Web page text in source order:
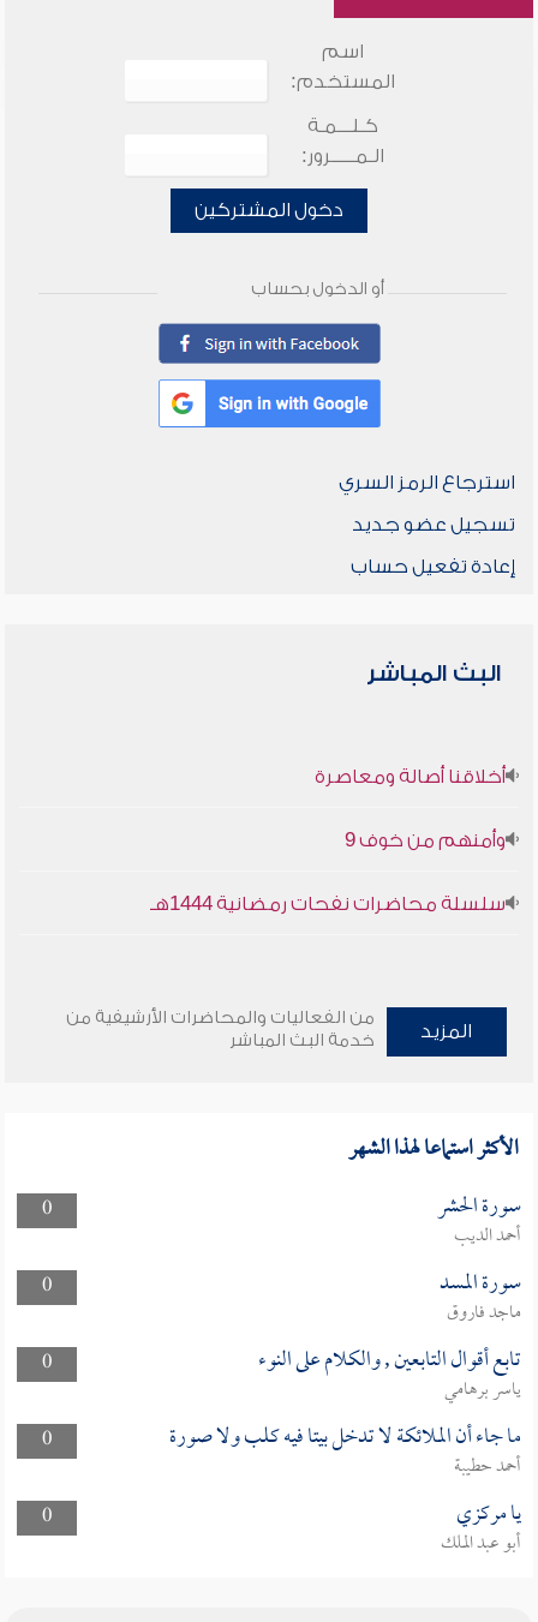
اسم
المستخدم:
كـلـــمـة
الـمـــــرور:
دخول المشتركين
أو الدخول بحساب
استرجاع الرمز السري
تسجيل عضو جديد
إعادة تفعيل حساب
البث المباشر
أخلاقنا أصالة ومعاصرة
وأمنهم من خوف 9
سلسلة محاضرات نفحات رمضانية 1444هـ
المزيد
من الفعاليات والمحاضرات الأرشيفية من
خدمة البث المباشر
الأكثر استماعا لهذا الشهر
0 سورة الحشر
أحمد الديب
0
سورة المسد
ماجد فاروق
0
تابع أقوال التابعين , والكلام على النوء
ياسر برهامي
0
ما جاء أن الملائكة لا تدخل بيتا فيه كلب ولا صورة
أحمد حطيبة
0
يا مركزي
أبو عبد الملك